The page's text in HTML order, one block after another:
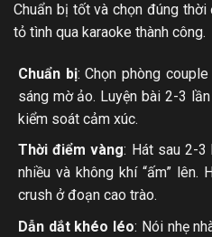
Chuẩn bị tốt và chọn đúng
tỏ tình qua karaoke thành công.
Chuẩn bị: Chọn phòng
sáng mờ ảo. Luyện bài 2-3
kiểm soát cảm xúc.
Thời điểm vàng: Hát sau 2-
nhiều và không khí “ấm” lên.
crush ở đoạn cao trào.
Dẫn dắt khéo léo: Nói nhẹ